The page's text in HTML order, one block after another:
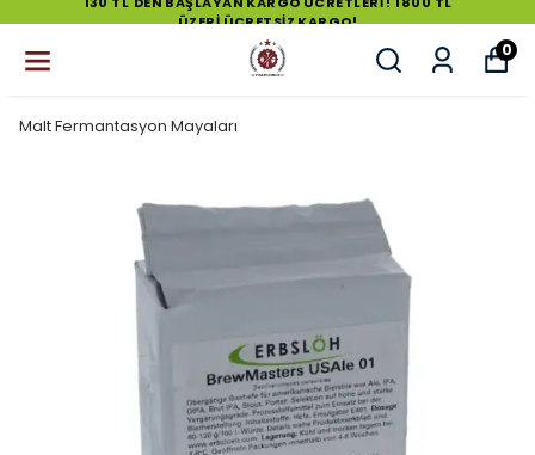
ÜZERİ ÜCRETSİZ KARGO!
0
Malt Fermantasyon Mayaları